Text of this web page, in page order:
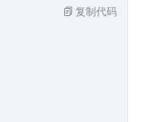
复制代码